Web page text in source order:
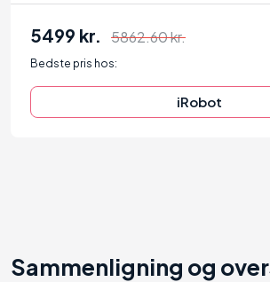
5499 kr. 5862.60 kr.
Bedste pris hos:
iRobot
Sammenligning og